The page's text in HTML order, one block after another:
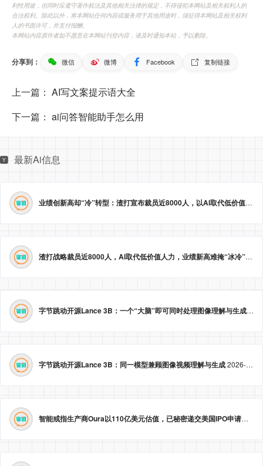
利性用途，但同时应遵守著作权法及其他相关法律的规定，不得侵犯本网站及相关权利人的
合法权利。除此以外，将本网站任何内容或服务用于其他用途时，须征得本网站及相关权利
人的书面许可，并支付报酬。
本网站内容原作者如不愿意在本网站刊登内容，请及时通知本站，予以删除。
分享到： 微信 微博 Facebook 复制链接
上一篇： AI写文案提示语大全
下一篇： ai问答智能助手怎么用
最新Ai信息
业绩创新高却“冷”转型：渣打宣布裁员近8000人，以AI取代低价值岗位
渣打战略裁员近8000人，AI取代低价值人力，业绩新高难掩“冰冷”转型。
字节跳动开源Lance 3B：一个“大脑”即可同时处理图像理解与生成
字节跳动开源Lance 3B：同一模型兼顾图像视频理解与生成2026-05-23 09:09:20
智能戒指生产商Oura以110亿美元估值，已秘密递交美国IPO申请。